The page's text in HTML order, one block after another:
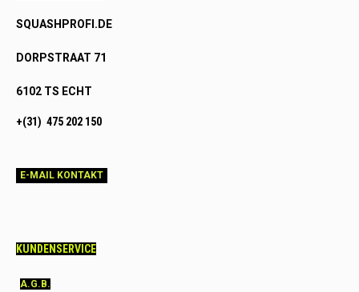
SQUASHPROFI.DE
DORPSTRAAT 71
6102 TS ECHT
+(31) 475 202 150
E-MAIL KONTAKT
KUNDENSERVICE
A.G.B.